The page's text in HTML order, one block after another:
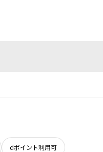
dポイント利用可